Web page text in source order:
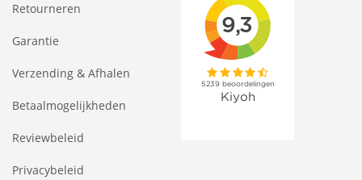
Retourneren
Garantie
Verzending & Afhalen
Betaalmogelijkheden
Reviewbeleid
Privacybeleid